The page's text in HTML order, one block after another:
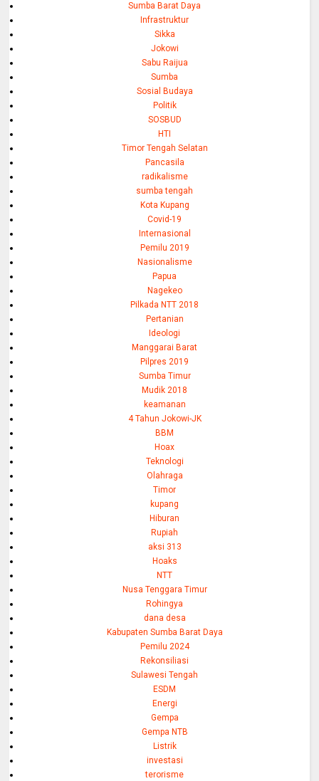
Sumba Barat Daya
Infrastruktur
Sikka
Jokowi
Sabu Raijua
Sumba
Sosial Budaya
Politik
SOSBUD
HTI
Timor Tengah Selatan
Pancasila
radikalisme
sumba tengah
Kota Kupang
Covid-19
Internasional
Pemilu 2019
Nasionalisme
Papua
Nagekeo
Pilkada NTT 2018
Pertanian
Ideologi
Manggarai Barat
Pilpres 2019
Sumba Timur
Mudik 2018
keamanan
4 Tahun Jokowi-JK
BBM
Hoax
Teknologi
Olahraga
Timor
kupang
Hiburan
Rupiah
aksi 313
Hoaks
NTT
Nusa Tenggara Timur
Rohingya
dana desa
Kabupaten Sumba Barat Daya
Pemilu 2024
Rekonsiliasi
Sulawesi Tengah
ESDM
Energi
Gempa
Gempa NTB
Listrik
investasi
terorisme